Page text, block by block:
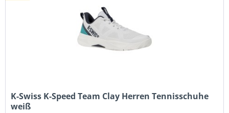
K-Swiss K-Speed Team Clay Herren Tennisschuhe
weiß